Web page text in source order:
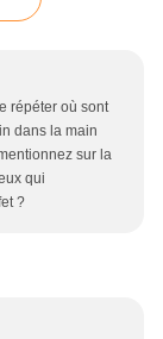
répéter où sont
dans la main
sur la
qui
?